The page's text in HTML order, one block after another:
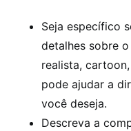
Seja específico
detalhes sobre
realista,
pode ajudar a
você deseja.
Descreva a